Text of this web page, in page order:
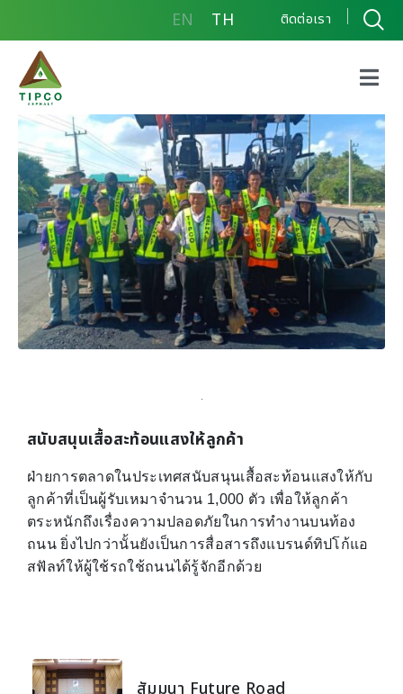
EN TH ติดต่อเรา
สนับสนุนเสื้อสะท้อนแสงให้
ลูกค้า
สนับสนุนเสื้อสะท้อนแสงให้ลูกค้า
ฝ่ายการตลาดในประเทศสนับสนุนเสื้อสะท้อนแสงให้กับ
ลูกค้าที่เป็นผู้รับเหมาจำนวน 1,000 ตัว เพื่อให้ลูกค้า
ตระหนักถึงเรื่องความปลอดภัยในการทำงานบนท้อง
ถนน ยิ่งไปกว่านั้นยังเป็นการสื่อสารถึงแบรนด์ทิปโก้แอ
สฟัลท์ให้ผู้ใช้รถใช้ถนนได้รู้จักอีกด้วย
สัมมนา Future Road